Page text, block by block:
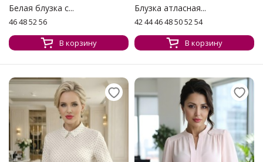
Белая блузка с...
46 48 52 56
В корзину
Блузка атласная...
42 44 46 48 50 52 54
В корзину